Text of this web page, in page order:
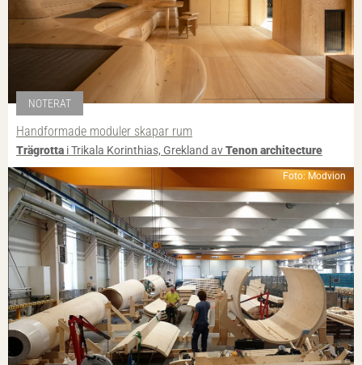
NOTERAT
Handformade moduler skapar rum
Trägrotta i Trikala Korinthias, Grekland avTenon architecture
Foto: Modvion